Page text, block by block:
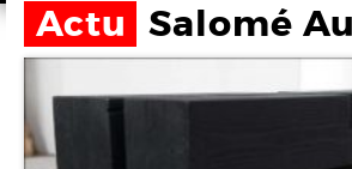
Actu Salomé